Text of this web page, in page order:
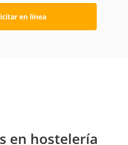
en línea
en hostelería